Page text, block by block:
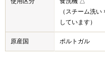
（スチーム洗
しています）
原産国 ポルトガル